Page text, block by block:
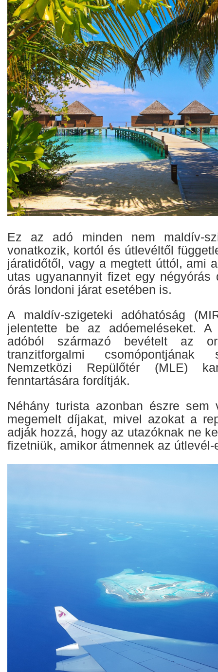
Ez az adó minden nem maldív-
vonatkozik, kortól és útlevéltől
járatidőtől, vagy a megtett úttól, ami
utas ugyanannyit fizet egy négyórás
órás londoni járat esetében is.
A maldív-szigeteki adóhatóság
jelentette be az adóemeléseket.
adóból származó bevételt az
tranzitforgalmi csomópontjának
Nemzetközi Repülőtér (MLE)
fenntartására fordítják.
Néhány turista azonban észre
megemelt díjakat, mivel azokat a
adják hozzá, hogy az utazóknak ne
fizetniük, amikor átmennek az